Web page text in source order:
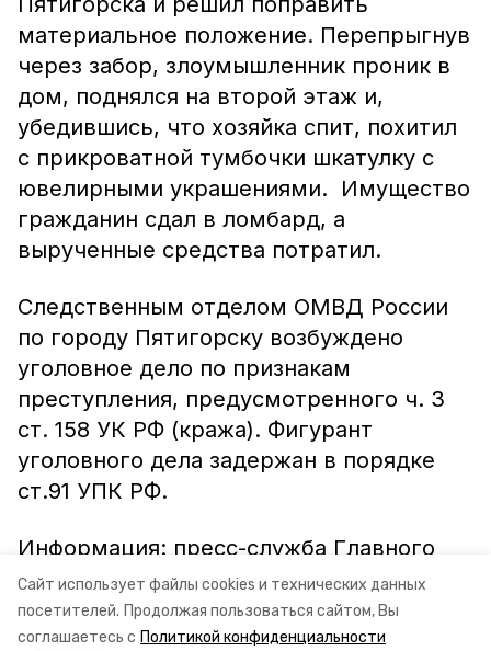
Сайт использует файлы cookies и технических данных
посетителей. Продолжая пользоваться сайтом, Вы
соглашаетесь с Политикой конфиденциальности
материальное положение. Перепрыгнув
через забор, злоумышленник проник в
дом, поднялся на второй этаж и,
убедившись, что хозяйка спит, похитил
с прикроватной тумбочки шкатулку с
ювелирными украшениями. Имущество
гражданин сдал в ломбард, а
вырученные средства потратил.
Следственным отделом ОМВД России
по городу Пятигорску возбуждено
уголовное дело по признакам
преступления, предусмотренного ч. 3
ст. 158 УК РФ (кража). Фигурант
уголовного дела задержан в порядке
ст.91 УПК РФ.
Информация: пресс-служба Главного
управления МВД России по
Ставропольскому краю